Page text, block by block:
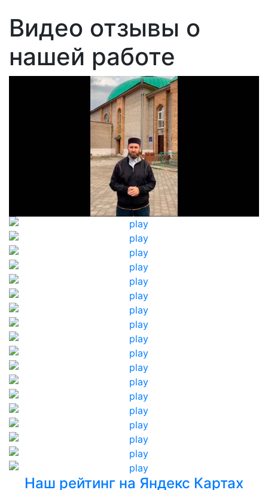
Видео отзывы о
нашей работе
Наш рейтинг на Яндекс Картах